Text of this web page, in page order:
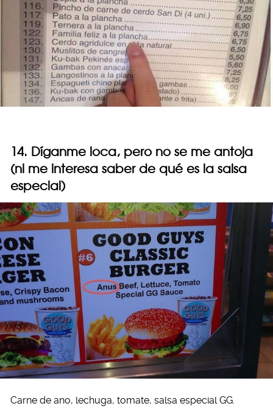
14. Díganme loca, pero no se me antoja
(ni me interesa saber de qué es la salsa
especial)
Carne de ano, lechuga, tomate, salsa especial GG.